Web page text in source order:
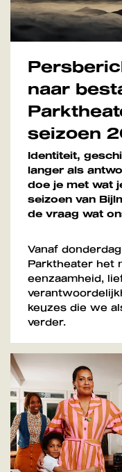
naar
seizoen
Identiteit,
langer als
doe je met wat
seizoen van
de vraag wat
Vanaf
Parktheater het
eenzaamheid,
keuzes die we
verder.